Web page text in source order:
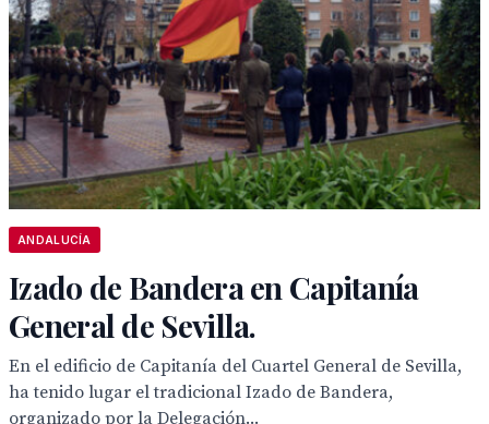
ANDALUCÍA
Izado de Bandera en Capitanía
General de Sevilla.
En el edificio de Capitanía del Cuartel General de Sevilla,
ha tenido lugar el tradicional Izado de Bandera,
organizado por la Delegación...